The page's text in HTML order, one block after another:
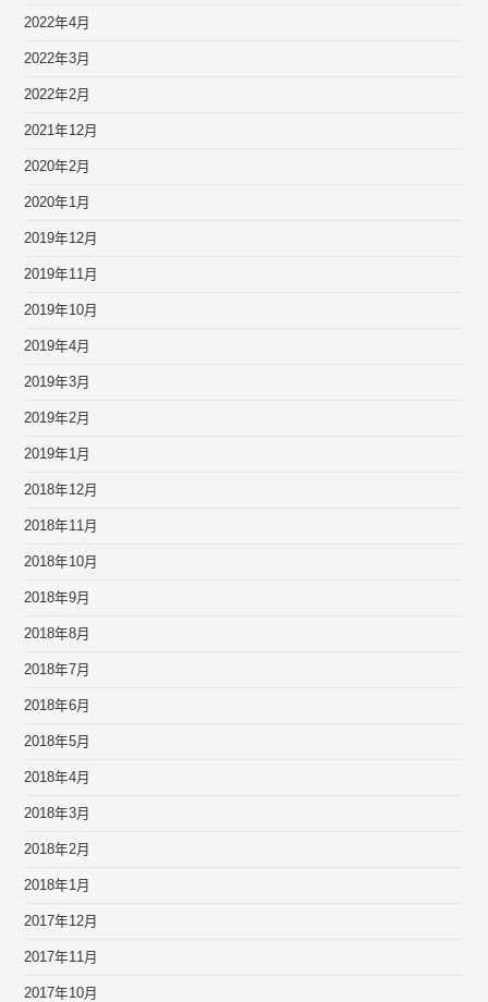
2022年4月
2022年3月
2022年2月
2021年12月
2020年2月
2020年1月
2019年12月
2019年11月
2019年10月
2019年4月
2019年3月
2019年2月
2019年1月
2018年12月
2018年11月
2018年10月
2018年9月
2018年8月
2018年7月
2018年6月
2018年5月
2018年4月
2018年3月
2018年2月
2018年1月
2017年12月
2017年11月
2017年10月